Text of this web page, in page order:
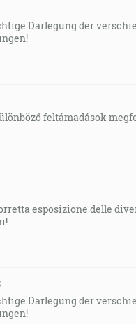
Darlegung der
feltámadások
esposizione delle
Darlegung der